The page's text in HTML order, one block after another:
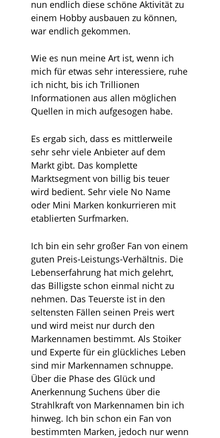
nun endlich diese schöne Aktivität zu
einem Hobby ausbauen zu können,
war endlich gekommen.
Wie es nun meine Art ist, wenn ich
mich für etwas sehr interessiere, ruhe
ich nicht, bis ich Trillionen
Informationen aus allen möglichen
Quellen in mich aufgesogen habe.
Es ergab sich, dass es mittlerweile
sehr sehr viele Anbieter auf dem
Markt gibt. Das komplette
Marktsegment von billig bis teuer
wird bedient. Sehr viele No Name
oder Mini Marken konkurrieren mit
etablierten Surfmarken.
Ich bin ein sehr großer Fan von einem
guten Preis-Leistungs-Verhältnis. Die
Lebenserfahrung hat mich gelehrt,
das Billigste schon einmal nicht zu
nehmen. Das Teuerste ist in den
seltensten Fällen seinen Preis wert
und wird meist nur durch den
Markennamen bestimmt. Als Stoiker
und Experte für ein glückliches Leben
sind mir Markennamen schnuppe.
Über die Phase des Glück und
Anerkennung Suchens über die
Strahlkraft von Markennamen bin ich
hinweg. Ich bin schon ein Fan von
bestimmten Marken, jedoch nur wenn